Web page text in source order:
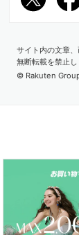
2026.07.03
梅雨から真夏
サイト内の文章
無断転載を禁止し
© Rakuten